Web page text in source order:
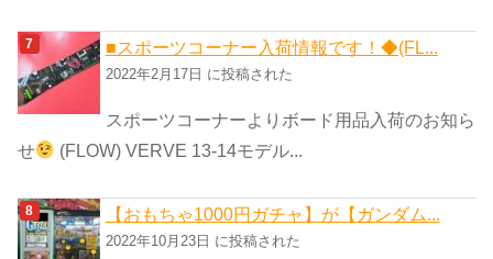
■スポーツコーナー入荷情報です！◆(FL...
2022年2月17日 に投稿された
スポーツコーナーよりボード用品入荷のお知ら
せ
(FLOW) VERVE 13-14モデル...
【おもちゃ1000円ガチャ】が【ガンダム...
2022年10月23日 に投稿された